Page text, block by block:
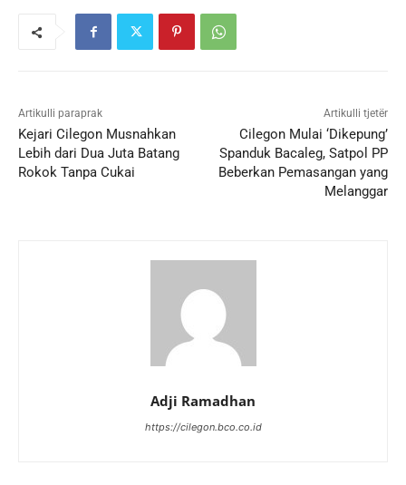
Artikulli paraprak
Kejari Cilegon Musnahkan
Lebih dari Dua Juta Batang
Rokok Tanpa Cukai
Artikulli tjetër
Cilegon Mulai ‘Dikepung’
Spanduk Bacaleg, Satpol PP
Beberkan Pemasangan yang
Melanggar
Adji Ramadhan
https://cilegon.bco.co.id